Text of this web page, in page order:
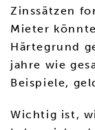
Zinssätzen
Mieter
Härtegrund
jahre wie
Beispiele,
Wichtig ist,